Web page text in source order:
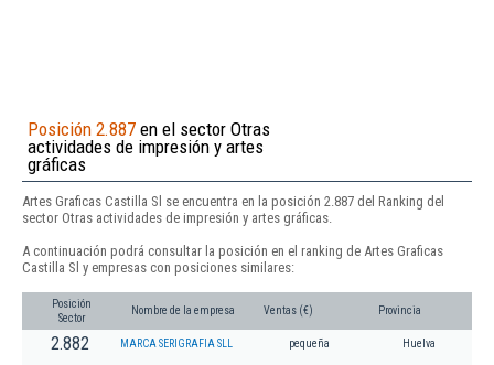
Posición 2.887 en el sector Otras
actividades de impresión y artes
gráficas
Artes Graficas Castilla Sl se encuentra en la posición 2.887 del Ranking del
sector Otras actividades de impresión y artes gráficas.
A continuación podrá consultar la posición en el ranking de Artes Graficas
Castilla Sl y empresas con posiciones similares:
Posición
Sector
Nombre de la empresa Ventas (€) Provincia
2.882 MARCA SERIGRAFIA SLL pequeña Huelva